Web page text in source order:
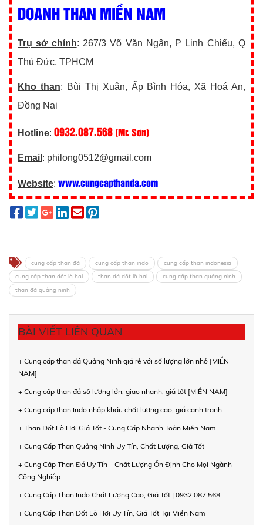
DOANH THAN MIỀN NAM
Trụ sở chính: 267/3 Võ Văn Ngân, P Linh Chiểu, Q
Thủ Đức, TPHCM
Kho than: Bùi Thị Xuân, Ấp Bình Hóa, Xã Hoá An,
Đồng Nai
Hotline: 0932.087.568 (Mr. Sơn)
Email : philong0512@gmail.com
Website: www.cungcapthanda.com
cung cấp than đá cung cấp than indo
cung cấp than indonesia
cung cấp than đốt lò hơi
than đá đốt lò hơi
cung cấp than quảng ninh
than đá quảng ninh
BÀI VIẾT LIÊN QUAN
+ Cung cấp than đá Quảng Ninh giá rẻ với số lượng lớn nhỏ [MIỀN
NAM]
+ Cung cấp than đá số lượng lớn, giao nhanh, giá tốt [MIỀN NAM]
+ Cung cấp than Indo nhập khẩu chất lượng cao, giá cạnh tranh
+ Than Đốt Lò Hơi Giá Tốt - Cung Cấp Nhanh Toàn Miền Nam
+ Cung Cấp Than Quảng Ninh Uy Tín, Chất Lượng, Giá Tốt
+ Cung Cấp Than Đá Uy Tín – Chất Lượng Ổn Định Cho Mọi Ngành
Công Nghiệp
+ Cung Cấp Than Indo Chất Lượng Cao, Giá Tốt | 0932 087 568
+ Cung Cấp Than Đốt Lò Hơi Uy Tín, Giá Tốt Tại Miền Nam